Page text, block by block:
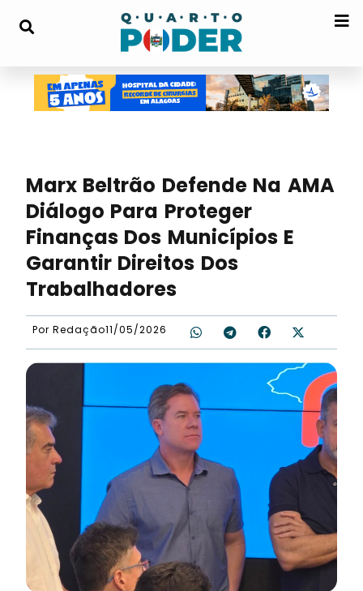
Marx Beltrão Defende Na AMA
Diálogo Para Proteger
Finanças Dos Municípios E
Garantir Direitos Dos
Trabalhadores
Por Redação11/05/2026